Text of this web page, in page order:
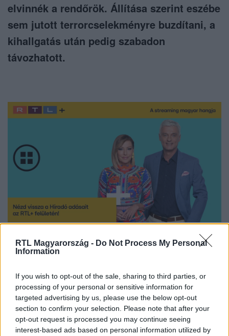
RTL Magyarország - Do Not Process My Personal
Information
If you wish to opt-out of the sale, sharing to third parties, or
processing of your personal or sensitive information for
targeted advertising by us, please use the below opt-out
section to confirm your selection. Please note that after your
opt-out request is processed you may continue seeing
interest-based ads based on personal information utilized by
elvinnék a rendőrök. Állítása szerint eszébe
sem jutott terrorcselekményre buzdítani, a
kihallgatás után pedig szabadon
távozhatott.
Nézd vissza a Híradó adásait az RTL+ felületén!
Itt állítsd be, hogy az RTL.hu az elsők között
legyen a Google-találatokban!